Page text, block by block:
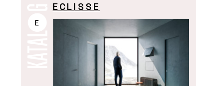
E
ECLISSE